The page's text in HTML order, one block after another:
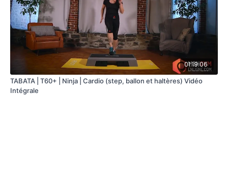
01:19:06
TABATA | T60+ | Ninja | Cardio (step, ballon et haltères) Vidéo
Intégrale